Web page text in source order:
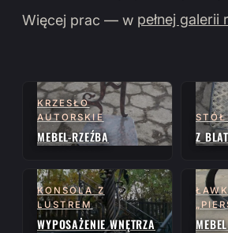
Więcej prac — w pełnej galerii
KRZESŁO
AUTORSKIE
MEBEL-RZEŹBA Z
KONSOLA Z
LUSTREM
WYPOSAŻENIE WNĘTRZA